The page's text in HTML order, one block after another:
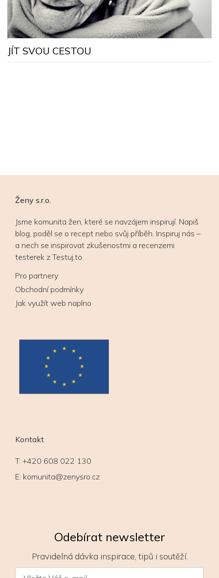
JÍT SVOU CESTOU
Ženy s.r.o.
Jsme komunita žen, které se navzájem inspirují. Napiš
blog, poděl se o recept nebo svůj příběh. Inspiruj nás –
a nech se inspirovat zkušenostmi a recenzemi
testerek z Testuj.to.
Pro partnery
Obchodní podmínky
Jak využít web naplno
Kontakt
T: +420 608 022 130
E: komunita@zenysro.cz
Odebírat newsletter
Pravidelná dávka inspirace, tipů i soutěží.